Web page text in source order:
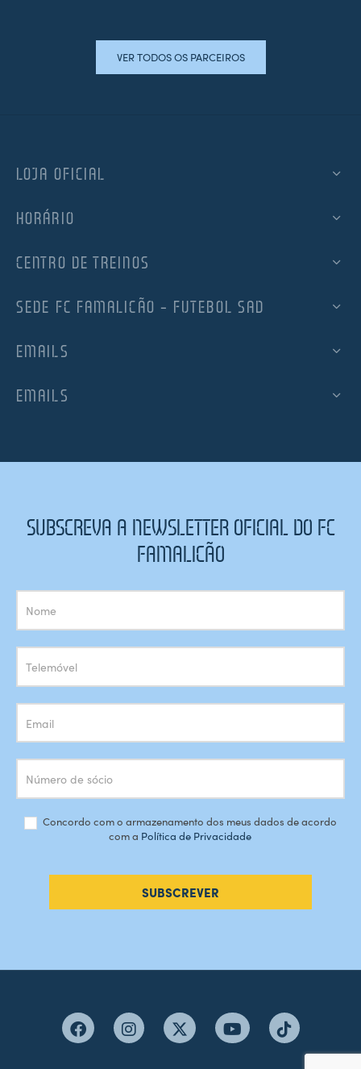
VER TODOS OS PARCEIROS
LOJA OFICIAL
HORÁRIO
CENTRO DE TREINOS
SEDE FC FAMALICÃO – FUTEBOL SAD
EMAILS
EMAILS
SUBSCREVA A NEWSLETTER OFICIAL DO FC
FAMALICÃO
Subscrição
Newsletter
Concordo com o armazenamento dos meus dados de acordo
com a Política de Privacidade
SUBSCREVER